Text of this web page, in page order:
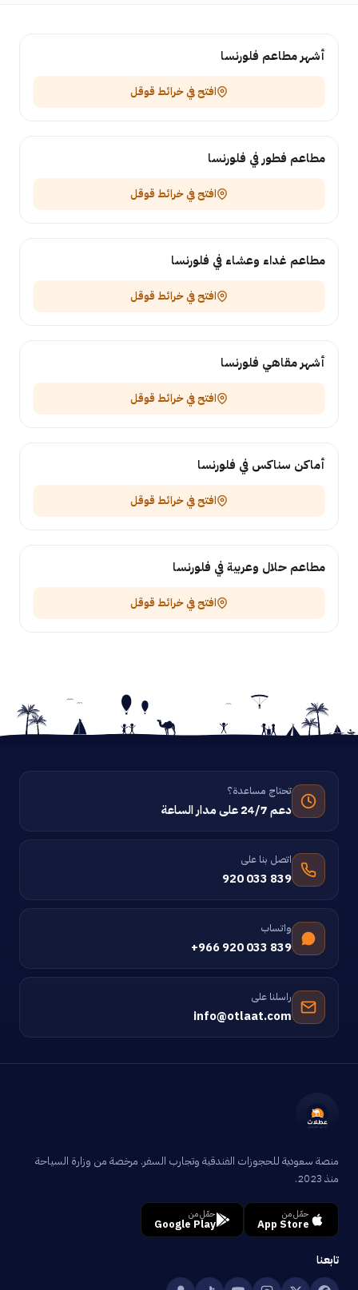
أشهر مطاعم فلورنسا
افتح في خرائط قوقل
مطاعم فطور في فلورنسا
افتح في خرائط قوقل
مطاعم غداء وعشاء في فلورنسا
افتح في خرائط قوقل
أشهر مقاهي فلورنسا
افتح في خرائط قوقل
أماكن سناكس في فلورنسا
افتح في خرائط قوقل
مطاعم حلال وعربية في فلورنسا
افتح في خرائط قوقل
تحتاج مساعدة؟
دعم 24/7 على مدار الساعة
اتصل بنا على
920 033 839
واتساب
+966 920 033 839
راسلنا على
info@otlaat.com
منصة سعودية للحجوزات الفندقية وتجارب السفر. مرخصة من وزارة السياحة
منذ 2023.
حمّل من
App Store
حمّل من
Google Play
تابعنا